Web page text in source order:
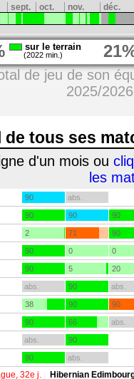
sept. oct. nov. déc.
sur le terrain
(2022 min.)
de jeu de son
2025/
de tous ses
d'un mois ou
les
90 abs.
90 90 90
2 71 90
90 0 0
90 5 20
abs. 90 abs.
38 90 90
90 66 abs.
abs. 90
90 abs.
32e j. Hibernian